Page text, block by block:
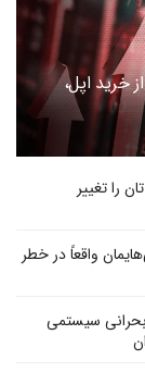
خرید اپل،
را تغییر
واقعاً در خطر
بحرانی سیستمی